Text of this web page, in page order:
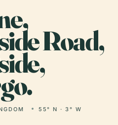
Road,
55° N · 3° W